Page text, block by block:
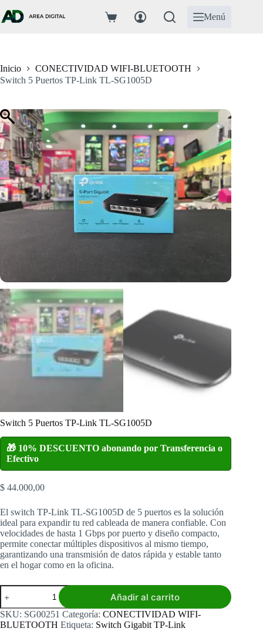
al
contenido
Carro
Menú
Inicio
CONECTIVIDAD WIFI-BLUETOOTH
Switch 5 Puertos TP-Link TL-SG1005D
Switch 5 Puertos TP-Link TL-SG1005D
🎁 10% DESCUENTO abonando por Transferencia o
Efectivo
$ 44.000,00
El switch TP-Link TL-SG1005D de 5 puertos es la solución
ideal para expandir tu red cableada de manera confiable. Con
velocidades de hasta 1 Gbps por puerto y diseño compacto,
permite conectar múltiples dispositivos al mismo tiempo,
garantizando una transmisión de datos rápida y estable tanto
en el hogar como en la oficina.
Switch
Puertos
TP-
Link
Añadir al carrito
SKU: SG00251 Categoría: CONECTIVIDAD WIFI-
BLUETOOTH Etiqueta: Switch Gigabit TP-Link